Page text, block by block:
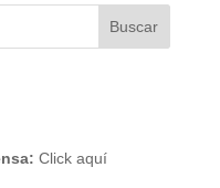
Click aquí